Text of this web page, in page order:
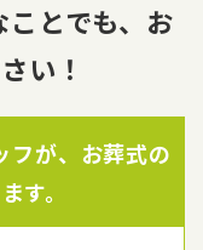
ことでも、お
い！
フが、お葬式の
す。